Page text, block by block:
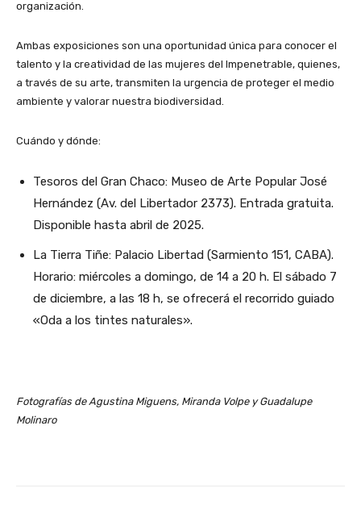
organización.
Ambas exposiciones son una oportunidad única para conocer el
talento y la creatividad de las mujeres del Impenetrable, quienes,
a través de su arte, transmiten la urgencia de proteger el medio
ambiente y valorar nuestra biodiversidad.
Cuándo y dónde:
Tesoros del Gran Chaco: Museo de Arte Popular José
Hernández (Av. del Libertador 2373). Entrada gratuita.
Disponible hasta abril de 2025.
La Tierra Tiñe: Palacio Libertad (Sarmiento 151, CABA).
Horario: miércoles a domingo, de 14 a 20 h. El sábado 7
de diciembre, a las 18 h, se ofrecerá el recorrido guiado
«Oda a los tintes naturales».
Fotografías de Agustina Miguens, Miranda Volpe y Guadalupe
Molinaro